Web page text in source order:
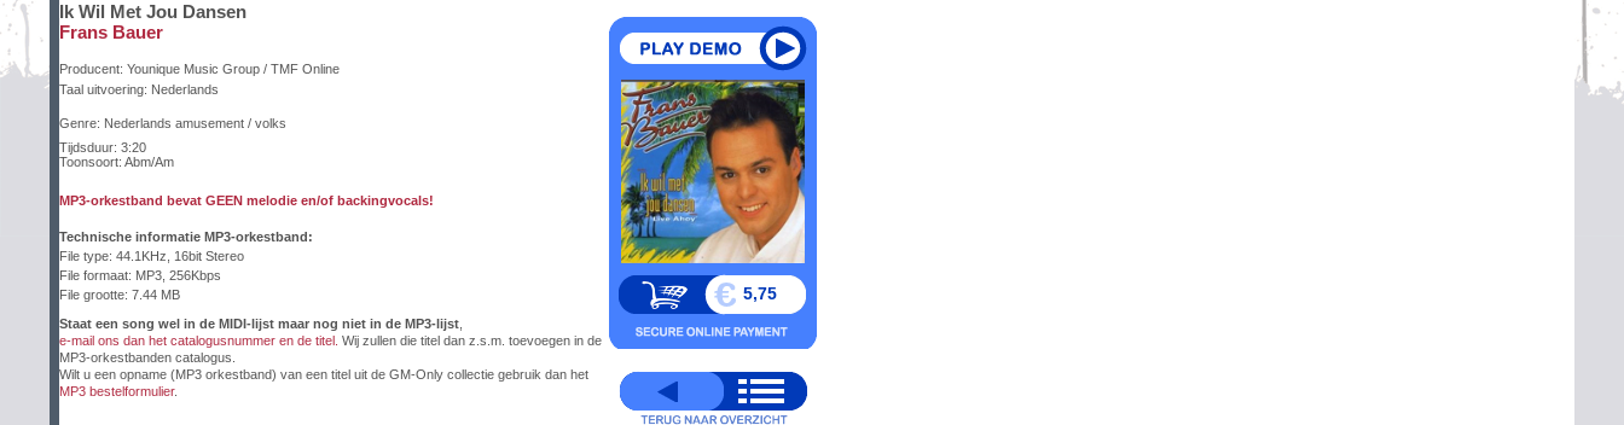
Ik Wil Met Jou Dansen
Frans Bauer
Producent: Younique Music Group / TMF Online
Taal uitvoering: Nederlands
5,75
Genre: Nederlands amusement / volks
Tijdsduur: 3:20
Toonsoort: Abm/Am
MP3-orkestband bevat GEEN melodie en/of backingvocals!
Technische informatie MP3-orkestband:
File type: 44.1KHz, 16bit Stereo
File formaat: MP3, 256Kbps
File grootte: 7.44 MB
Staat een song wel in de MIDI-lijst maar nog niet in de MP3-lijst
e-mail ons dan het catalogusnummer en de titel. Wij zullen die titel dan z.s.m. toevoegen in de
MP3-orkestbanden catalogus.
Wilt u een opname (MP3 orkestband) van een titel uit de GM-Only collectie gebruik dan het
MP3 bestelformulier.